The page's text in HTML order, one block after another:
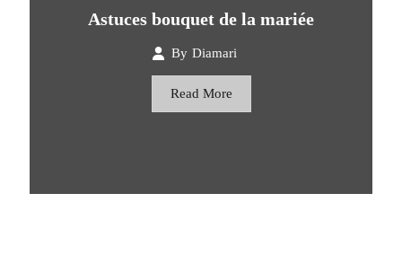
Astuces bouquet de la mariée
By Diamari
Read More